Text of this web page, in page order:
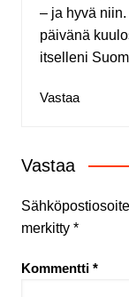
– ja hyvä
päivänä
itselleni
Vastaa
Vastaa
merkitty *
Kommentti *